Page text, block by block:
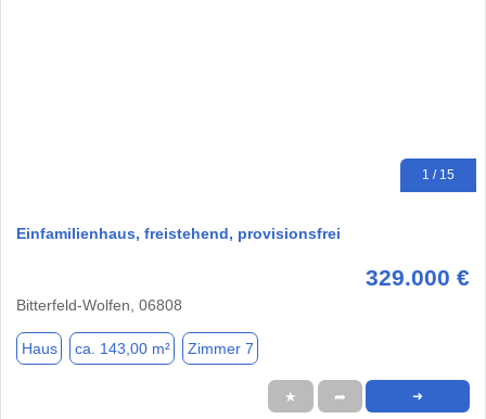
1 / 15
Einfamilienhaus, freistehend, provisionsfrei
329.000 €
Bitterfeld-Wolfen, 06808
Haus ca. 143,00 m² Zimmer 7
★ ➦ ➜